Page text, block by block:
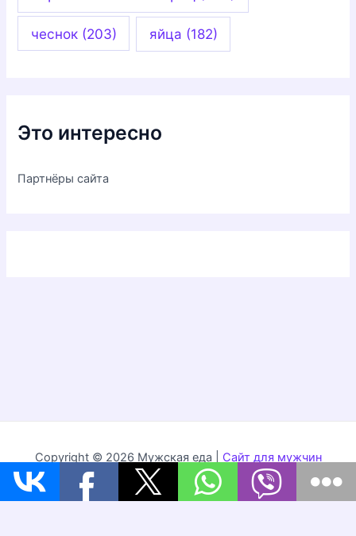
чеснок(203) яйца (182)
Это интересно
Партнёры сайта
Copyright © 2026 Мужская еда | Сайт для мужчин